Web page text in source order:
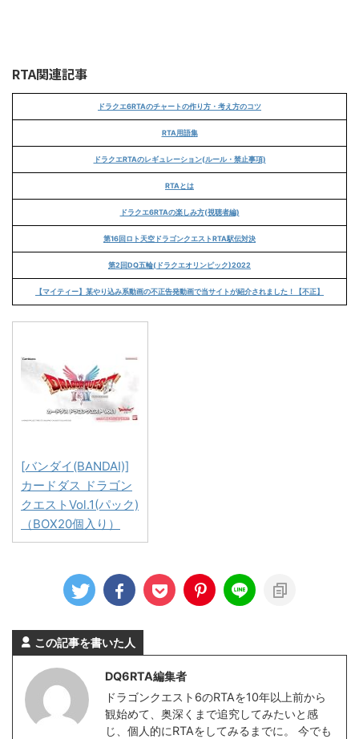
RTA関連記事
ドラクエ6RTAのチャートの作り方・考え方のコツ
RTA用語集
ドラクエRTAのレギュレーション(ルール・禁止事項)
RTAとは
ドラクエ6RTAの楽しみ方(視聴者編)
第16回ロト天空ドラゴンクエストRTA駅伝対決
第2回DQ五輪(ドラクエオリンピック)2022
【マイティー】某やり込み系動画の不正告発動画で当サイトが紹介されました！【不正】
[バンダイ(BANDAI)]
カードダス ドラゴン
クエストVol.1(パック)
（BOX20個入り）
この記事を書いた人
DQ6RTA編集者
ドラゴンクエスト6のRTAを10年以上前から
観始めて、奥深くまで追究してみたいと感
じ、個人的にRTAをしてみるまでに。 今でも